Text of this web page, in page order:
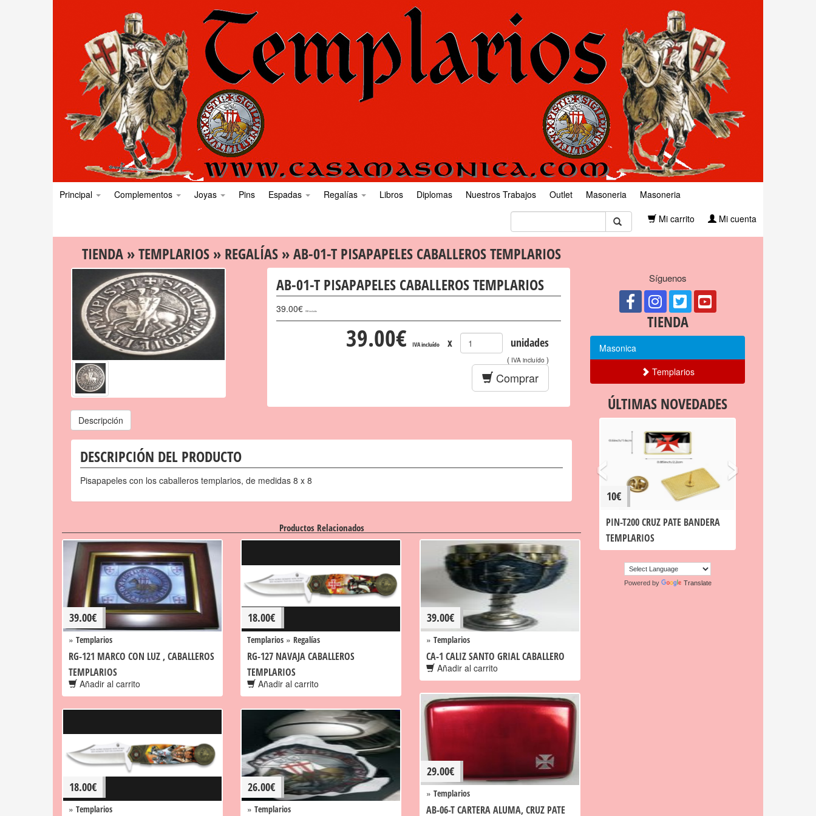
Principal Complementos Joyas Pins Espadas Regalías Libros Diplomas Nuestros Trabajos Outlet Masoneria
Masoneria
Mi carrito
Mi cuenta
TIENDA »TEMPLARIOS » REGALÍAS » AB-01-T PISAPAPELES CABALLEROS TEMPLARIOS
AB-01-T PISAPAPELES CABALLEROS TEMPLARIOS
39.00€ IVA incluído
39.00€ IVA incluído x unidades
( IVA incluído)
Comprar
Descripción
DESCRIPCIÓN DEL PRODUCTO
Pisapapeles con los caballeros templarios, de medidas 8 x 8
Productos Relacionados
39.00€
» Templarios
RG-121 MARCO CON LUZ , CABALLEROS
TEMPLARIOS
Añadir al carrito
18.00€
Templarios » Regalías
RG-127 NAVAJA CABALLEROS
TEMPLARIOS
Añadir al carrito
39.00€
» Templarios
CA-1 CALIZ SANTO GRIAL CABALLERO
Añadir al carrito
29.00€
» Templarios
AB-06-T CARTERA ALUMA, CRUZ PATE
18.00€
» Templarios
26.00€
» Templarios
Síguenos
TIENDA
Masonica
Templarios
ÚLTIMAS NOVEDADES
10€
PIN-T200 CRUZ PATE BANDERA
TEMPLARIOS
‹ ›
Powered by Translate